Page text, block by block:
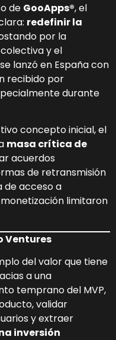
de GooApps®, el
redefinir la
por la
y el
lanzó en España con
recibido por
durante
concepto inicial, el
masa crítica de
acuerdos
de retransmisión
de acceso a
limitaron
Ventures
del valor que tiene
a una
temprano del MVP,
validar
y extraer
inversión